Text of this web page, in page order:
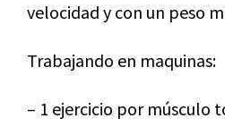
velocidad y con un peso
Trabajando en maquinas:
– 1 ejercicio por músculo